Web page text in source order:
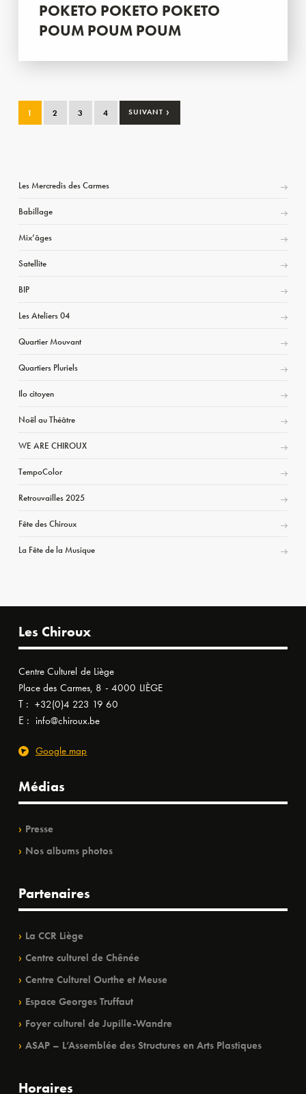
POKETO POKETO POKETO
POUM POUM POUM
1 2 3 4 SUIVANT ›
Les Mercredis des Carmes
Babillage
Mix’âges
Satellite
BIP
Les Ateliers 04
Quartier Mouvant
Quartiers Pluriels
Ilo citoyen
Noël au Théâtre
WE ARE CHIROUX
TempoColor
Retrouvailles 2025
Fête des Chiroux
La Fête de la Musique
Les Chiroux
Centre Culturel de Liège
Place des Carmes, 8 - 4000 LIÈGE
T : +32(0)4 223 19 60
E : info@chiroux.be
Google map
Médias
Presse
Nos albums photos
Partenaires
La CCR Liège
Centre culturel de Chênée
Centre Culturel Ourthe et Meuse
Espace Georges Truffaut
Foyer culturel de Jupille-Wandre
ASAP – L’Assemblée des Structures en Arts Plastiques
Horaires